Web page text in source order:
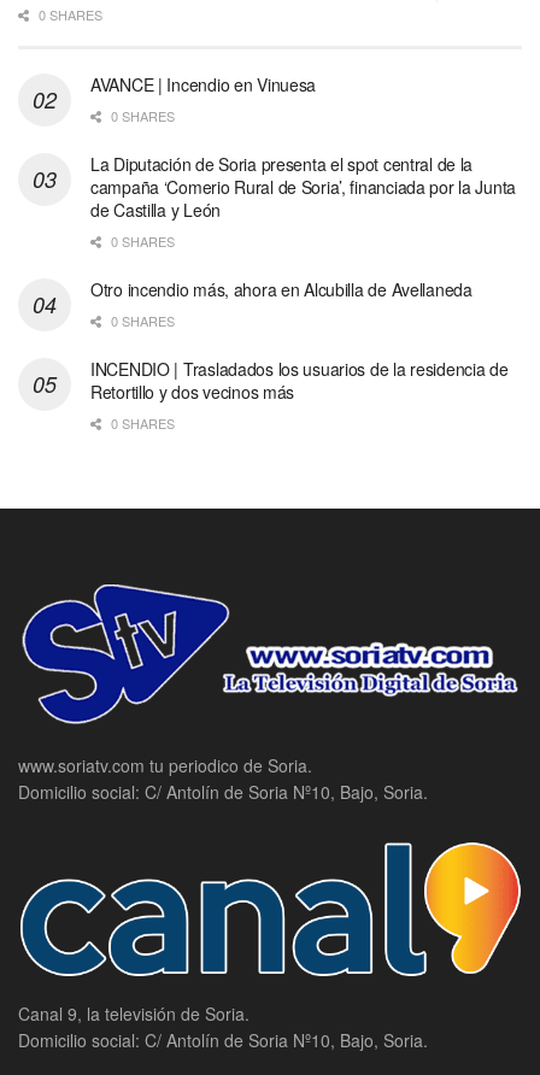
0 SHARES
AVANCE | Incendio en Vinuesa
0 SHARES
La Diputación de Soria presenta el spot central de la
campaña ‘Comerio Rural de Soria’, financiada por la Junta
de Castilla y León
0 SHARES
Otro incendio más, ahora en Alcubilla de Avellaneda
0 SHARES
INCENDIO | Trasladados los usuarios de la residencia de
Retortillo y dos vecinos más
0 SHARES
www.soriatv.com tu periodico de Soria.
Domicilio social: C/ Antolín de Soria Nº10, Bajo, Soria.
Canal 9, la televisión de Soria.
Domicilio social: C/ Antolín de Soria Nº10, Bajo, Soria.